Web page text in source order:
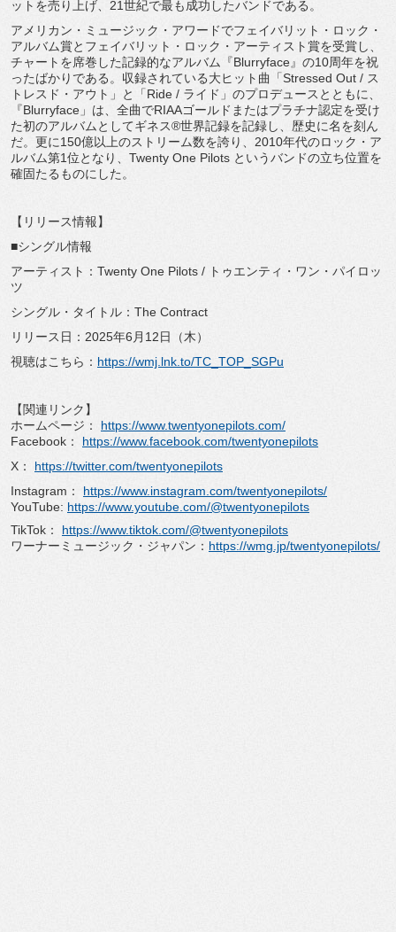
ットを売り上げ、21世紀で最も成功したバンドである。
アメリカン・ミュージック・アワードでフェイバリット・ロック・
アルバム賞とフェイバリット・ロック・アーティスト賞を受賞し、
チャートを席巻した記録的なアルバム『Blurryface』の10周年を祝
ったばかりである。収録されている大ヒット曲「Stressed Out / ス
トレスド・アウト」と「Ride / ライド」のプロデュースとともに、
『Blurryface」は、全曲でRIAAゴールドまたはプラチナ認定を受け
た初のアルバムとしてギネス®世界記録を記録し、歴史に名を刻ん
だ。更に150億以上のストリーム数を誇り、2010年代のロック・ア
ルバム第1位となり、Twenty One Pilots というバンドの立ち位置を
確固たるものにした。
【リリース情報】
■シングル情報
アーティスト：Twenty One Pilots / トゥエンティ・ワン・パイロッ
ツ
シングル・タイトル：The Contract
リリース日：2025年6月12日（木）
視聴はこちら： https://wmj.lnk.to/TC_TOP_SGPu
【関連リンク】
ホームページ： https://www.twentyonepilots.com/
Facebook： https://www.facebook.com/twentyonepilots
X： https://twitter.com/twentyonepilots
Instagram： https://www.instagram.com/twentyonepilots/
YouTube: https://www.youtube.com/@twentyonepilots
TikTok： https://www.tiktok.com/@twentyonepilots
ワーナーミュージック・ジャパン： https://wmg.jp/twentyonepilots/